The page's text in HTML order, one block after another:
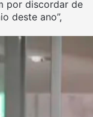
por discordar de
deste ano”,